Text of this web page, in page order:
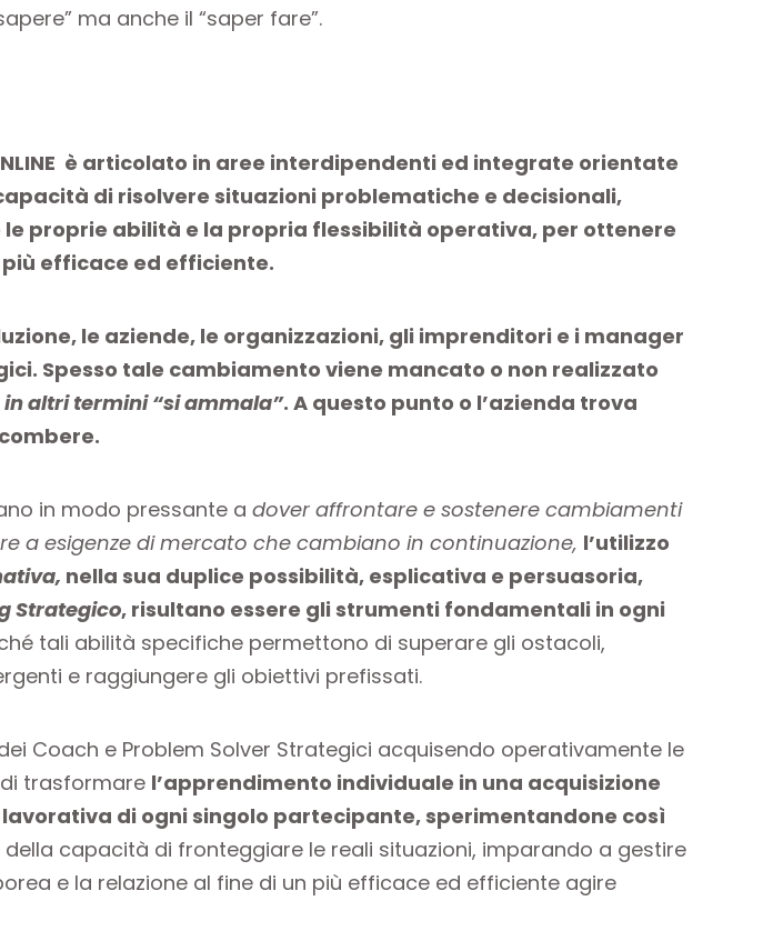
ma anche il “saper fare”.
è articolato in aree interdipendenti ed integrate orientate
di risolvere situazioni problematiche e decisionali,
proprie abilità e la propria flessibilità operativa, per ottenere
efficace ed efficiente.
le aziende, le organizzazioni, gli imprenditori e i manager
Spesso tale cambiamento viene mancato o non realizzato
in altri termini “si ammala”. A questo punto o l’azienda trova
in modo pressante a dover affrontare e sostenere cambiamenti
a esigenze di mercato che cambiano in continuazione, l’utilizzo
nella sua duplice possibilità, esplicativa e persuasoria,
Strategico, risultano essere gli strumenti fondamentali in ogni
tali abilità specifiche permettono di superare gli ostacoli,
e raggiungere gli obiettivi prefissati.
Coach e Problem Solver Strategici acquisendo operativamente le
trasformare l’apprendimento individuale in una acquisizione
di ogni singolo partecipante, sperimentandone così
della capacità di fronteggiare le reali situazioni, imparando a gestire
e la relazione al fine di un più efficace ed efficiente agire